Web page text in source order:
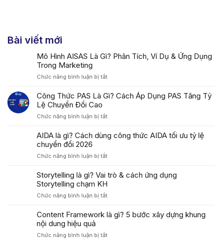
Bài viết mới
Mô Hình AISAS Là Gì? Phân Tích, Ví Dụ & Ứng Dụng
Trong Marketing
Chức năng bình luận bị tắtở
Hình
Gì?
Tích,
Dụng
Marketing
Công Thức PAS Là Gì? Cách Áp Dụng PAS Tăng Tỷ
Lệ Chuyển Đổi Cao
Chức năng bình luận bị tắtở
Thức
PAS
Gì?
Áp
Lệ
Đổi
AIDA là gì? Cách dùng công thức AIDA tối ưu tỷ lệ
chuyển đổi 2026
Chức năng bình luận bị tắtở
là
dùng
thức
Storytelling là gì? Vai trò & cách ứng dụng
Storytelling chạm KH
Chức năng bình luận bị tắtở
là
gì?
trò
Content Framework là gì? 5 bước xây dựng khung
nội dung hiệu quả
Chức năng bình luận bị tắtở